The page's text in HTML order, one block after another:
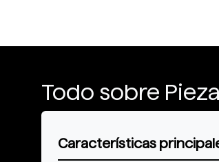
Todo sobre
Características